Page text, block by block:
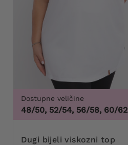
48/50, 52/54, 56/58, 60/62
Dostupne veličine
48/50, 52/54, 56/58, 60/62
Dugi bijeli viskozni top